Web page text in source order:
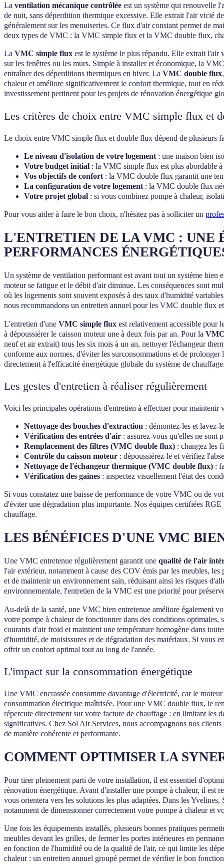
La ventilation mécanique contrôlée est un système qui renouvelle
de nuit, sans déperdition thermique excessive. Elle extrait l'air vicié
généralement sur les menuiseries. Ce flux d'air constant permet de
deux types de VMC : la VMC simple flux et la VMC double flux,
La VMC simple flux est le système le plus répandu. Elle extrait l'air
sur les fenêtres ou les murs. Simple à installer et économique, la
entraîner des déperditions thermiques en hiver. La VMC double flux
chaleur et améliore significativement le confort thermique, tout en
investissement pertinent pour les projets de rénovation énergétique
Les critères de choix entre VMC simple flux et
Le choix entre VMC simple flux et double flux dépend de plusieurs
Le niveau d'isolation de votre logement : une maison bien
Votre budget initial : la VMC simple flux est plus abordable
Vos objectifs de confort : la VMC double flux garantit une
La configuration de votre logement : la VMC double flux
Votre projet global : si vous combinez pompe à chaleur,
Pour vous aider à faire le bon choix, n'hésitez pas à solliciter un
L'ENTRETIEN DE LA VMC : UNE
PERFORMANCES
Un système de ventilation performant est avant tout un système bien
moteur se fatigue et le débit d'air diminue. Les conséquences sont
où les logements sont souvent exposés à des taux d'humidité
nous recommandons un entretien annuel pour les VMC double flux
L'entretien d'une VMC simple flux est relativement accessible pour
à dépoussiérer le caisson moteur une à deux fois par an. Pour la
neuf et air extrait) tous les six mois à un an, nettoyer l'échangeur
conforme aux normes, d'éviter les surconsommations et de
directement à l'efficacité énergétique globale du système de
Les gestes d'entretien à réaliser régulièrement
Voici les principales opérations d'entretien à effectuer pour
Nettoyage des bouches d'extraction : démontez-les et lavez-
Vérification des entrées d'air : assurez-vous qu'elles ne sont
Remplacement des filtres (VMC double flux) : changez les
Contrôle du caisson moteur : dépoussiérez-le et vérifiez
Nettoyage de l'échangeur thermique (VMC double flux) :
Vérification des gaines : inspectez visuellement l'état des
Si vous constatez une baisse de performance de votre VMC ou de
d'éviter une dégradation plus importante. Nos équipes certifiées
chauffage.
LES BÉNÉFICES D'UNE VMC
Une VMC entretenue régulièrement garantit une qualité de l'air
l'air extérieur, notamment à cause des COV émis par les meubles,
et de maintenir un environnement sain, réduisant ainsi les risques
environnementale, l'entretien de la VMC est une priorité pour
Au-delà de la santé, une VMC bien entretenue améliore également
votre pompe à chaleur de fonctionner dans des conditions
courants d'air froid et maintient une température homogène dans
d'humidité, de moisissures et de dégradation des matériaux. Si vous
offrir un confort optimal tout au long de l'année.
L'impact sur la consommation énergétique
Une VMC encrassée consomme davantage d'électricité, car le
consommation électrique maîtrisée. Pour une VMC double flux, le
répercute directement sur votre facture de chauffage : en limitant
significatives. Chez Sol Air Services, nous accompagnons nos
de manière cohérente et performante.
COMMENT OPTIMISER LA
Pour tirer pleinement parti de votre installation, il est essentiel
rénovation énergétique. Avant d'installer une pompe à chaleur, il est
vous orientera vers les solutions les plus adaptées. Dans les
notamment de dimensionner correctement votre pompe à chaleur et
Une fois les équipements installés, plusieurs bonnes pratiques
meubles devant les grilles, de fermer les portes intérieures en
en fonction de l'humidité ou de la qualité de l'air, ce qui limite les
chaleur : un entretien annuel groupé permet de vérifier le bon